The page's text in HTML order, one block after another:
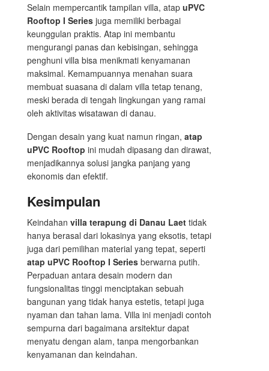
Selain mempercantik tampilan villa, atap uPVC
Rooftop I Series juga memiliki berbagai
keunggulan praktis. Atap ini membantu
mengurangi panas dan kebisingan, sehingga
penghuni villa bisa menikmati kenyamanan
maksimal. Kemampuannya menahan suara
membuat suasana di dalam villa tetap tenang,
meski berada di tengah lingkungan yang ramai
oleh aktivitas wisatawan di danau.
Dengan desain yang kuat namun ringan, atap
uPVC Rooftop ini mudah dipasang dan dirawat,
menjadikannya solusi jangka panjang yang
ekonomis dan efektif.
Kesimpulan
Keindahan villa terapung di Danau Laet tidak
hanya berasal dari lokasinya yang eksotis, tetapi
juga dari pemilihan material yang tepat, seperti
atap uPVC Rooftop I Series berwarna putih.
Perpaduan antara desain modern dan
fungsionalitas tinggi menciptakan sebuah
bangunan yang tidak hanya estetis, tetapi juga
nyaman dan tahan lama. Villa ini menjadi contoh
sempurna dari bagaimana arsitektur dapat
menyatu dengan alam, tanpa mengorbankan
kenyamanan dan keindahan.